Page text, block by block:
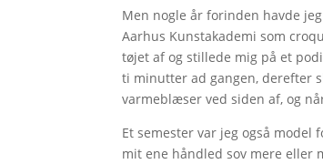
Men nogle år forinden havde
Aarhus Kunstakademi som
tøjet af og stillede mig på et
ti minutter ad gangen, derefter
varmeblæser ved siden af, og
Et semester var jeg også
mit ene håndled sov mere eller